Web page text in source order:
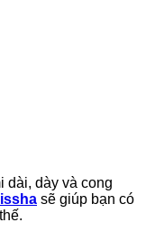
dài, dày và cong
sẽ giúp bạn có